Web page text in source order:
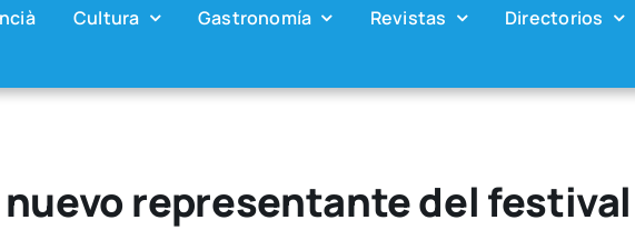
Cul­tu­ra Gas­tro­no­mía Revis­tas Direc­to­rios
representante del festival